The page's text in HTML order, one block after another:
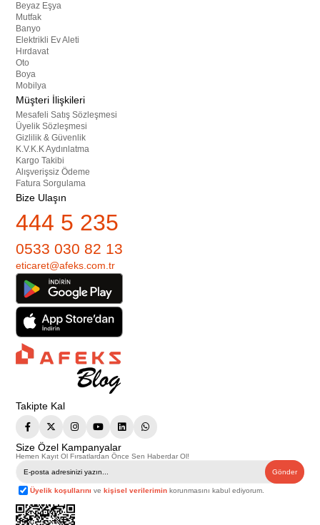
Beyaz Eşya
Mutfak
Banyo
Elektrikli Ev Aleti
Hırdavat
Oto
Boya
Mobilya
Müşteri İlişkileri
Mesafeli Satış Sözleşmesi
Üyelik Sözleşmesi
Gizlilik & Güvenlik
K.V.K.K Aydınlatma
Kargo Takibi
Alışverişsiz Ödeme
Fatura Sorgulama
Bize Ulaşın
444 5 235
0533 030 82 13
eticaret@afeks.com.tr
Takipte Kal
Size Özel Kampanyalar
Hemen Kayıt Ol Fırsatlardan Önce Sen Haberdar Ol!
Gönder
Üyelik koşullarını vekişisel verilerimin korunmasını kabul ediyorum.